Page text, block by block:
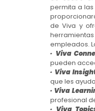
permita a
de Viva y
empleados.
· Viva
pueden
· Viva
que les
· Viva
profesional